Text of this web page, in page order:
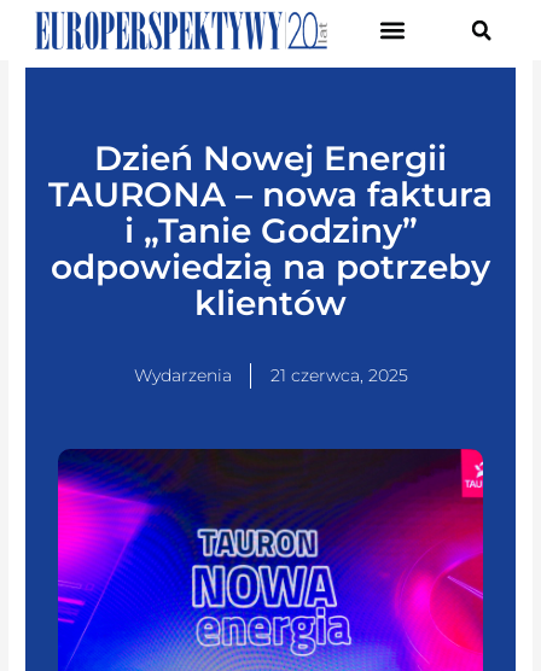
Dzień Nowej Energii
TAURONA – nowa faktura
i „Tanie Godziny”
odpowiedzią na potrzeby
klientów
Wydarzenia 21 czerwca, 2025